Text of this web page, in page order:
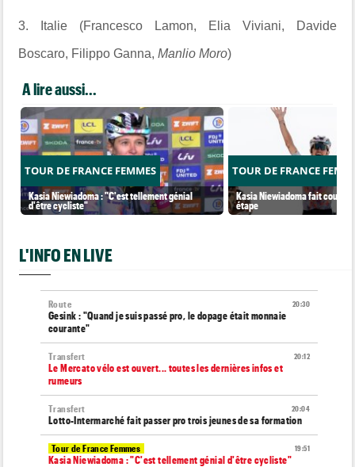
3. Italie (Francesco Lamon, Elia Viviani, Davide
Boscaro, Filippo Ganna,Manlio Moro)
A lire aussi...
TOUR DE FRANCE FEMMES
Kasia Niewiadoma : "C'est tellement génial
d'être cycliste"
TOUR DE FRANCE
Kasia Niewiadoma fait coup
étape
L'INFO EN LIVE
20:30
Route
Gesink : "Quand je suis passé pro, le dopage était monnaie
courante"
20:12
Transfert
Le Mercato vélo est ouvert... toutes les dernières infos et
rumeurs
20:04
Transfert
Lotto-Intermarché fait passer pro trois jeunes de sa formation
19:51
Tour de France Femmes
Kasia Niewiadoma : "C'est tellement génial d'être cycliste"